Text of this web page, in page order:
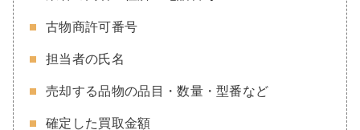
古物商許可番号
担当者の氏名
売却する品物の品目・数量・型番など
確定した買取金額